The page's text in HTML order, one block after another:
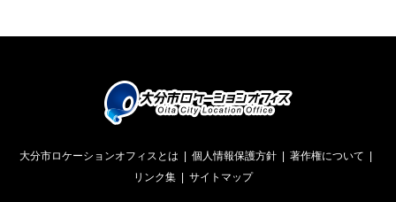
大分市ロケーションオフィスとは 個人情報保護方針
著作権について
リンク集
サイトマップ